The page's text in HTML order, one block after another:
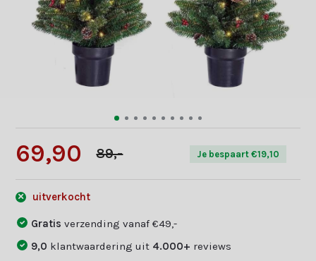
69,90 89,- Je bespaart €19,10
uitverkocht
Gratisverzending vanaf €49,-
9,0 klantwaardering uit 4.000+ reviews